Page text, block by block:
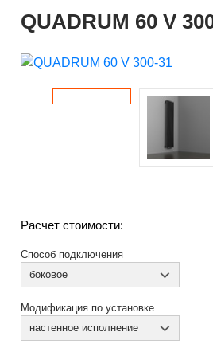
QUADRUM 60 V
Расчет стоимости:
Способ подключения
боковое
Модификация по установке
настенное исполнение